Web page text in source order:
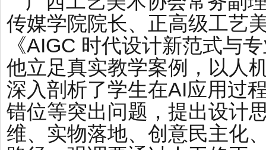
传媒学院院长、正高级工艺
《AIGC 时代设计新范式与
他立足真实教学案例，以人
深入剖析了学生在AI应用过
错位等突出问题，提出设计
维、实物落地、创意民主化